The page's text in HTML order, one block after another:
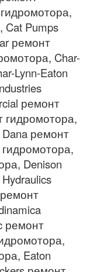
Cat Pumps
ремонт
Char-
Lynn-Eaton
ремонт
гидромотора,
ремонт
Denison
ремонт
Eaton